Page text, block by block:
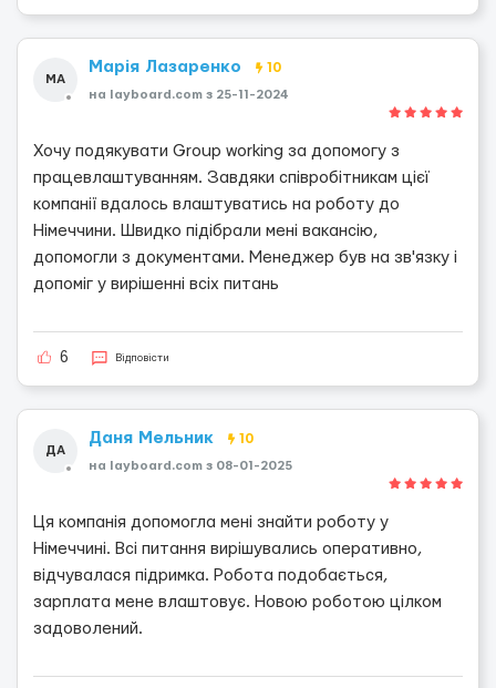
МА
Марія Лазаренко 10
на layboard.com з 25-11-2024
Хочу подякувати Group working за допомогу з
працевлаштуванням. Завдяки співробітникам цієї
компанії вдалось влаштуватись на роботу до
Німеччини. Швидко підібрали мені вакансію,
допомогли з документами. Менеджер був на зв'язку і
допоміг у вирішенні всіх питань
6 Відповісти
ДА
Даня Мельник 10
на layboard.com з 08-01-2025
Ця компанія допомогла мені знайти роботу у
Німеччині. Всі питання вирішувались оперативно,
відчувалася підримка. Робота подобається,
зарплата мене влаштовує. Новою роботою цілком
задоволений.